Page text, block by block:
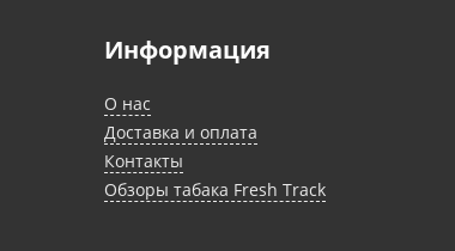
Информация
О нас
Доставка и оплата
Контакты
Обзоры табака Fresh Track